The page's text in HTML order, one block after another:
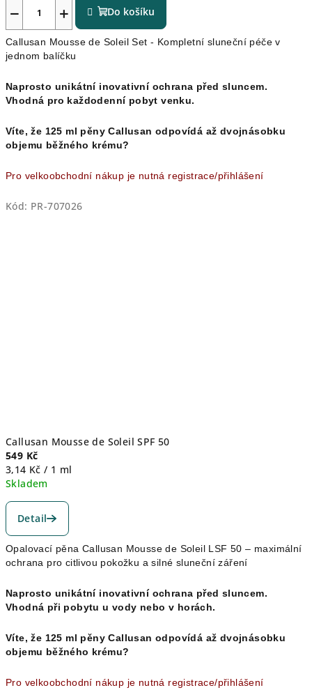
+
− Do košíku
Callusan Mousse de Soleil Set - Kompletní sluneční péče v
jednom balíčku
Naprosto unikátní inovativní ochrana před sluncem.
Vhodná pro každodenní pobyt venku.
Víte, že 125 ml pěny Callusan odpovídá až dvojnásobku
objemu běžného krému?
Pro velkoobchodní nákup je nutná registrace/přihlášení
Kód: PR-707026
Callusan Mousse de Soleil SPF 50
549 Kč
Měrná
cena:
3,14 Kč / 1 ml
Skladem
produktu
je
5,0
z
hvězdiček.
Detail
Opalovací pěna Callusan Mousse de Soleil LSF 50 – maximální
ochrana pro citlivou pokožku a silné sluneční záření
Naprosto unikátní inovativní ochrana před sluncem.
Vhodná při pobytu u vody nebo v horách.
Víte, že 125 ml pěny Callusan odpovídá až dvojnásobku
objemu běžného krému?
Pro velkoobchodní nákup je nutná registrace/přihlášení